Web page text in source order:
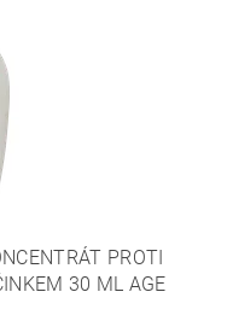
PROTI
30 ML AGE